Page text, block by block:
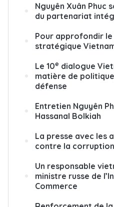
Nguyên Xuân Phuc
du partenariat
Pour approfondir
stratégique
Le 10e dialogue
matière de
défense
Entretien Nguyên
Hassanal Bolkiah
La presse avec les
contre la
Un responsable
ministre russe de
Commerce